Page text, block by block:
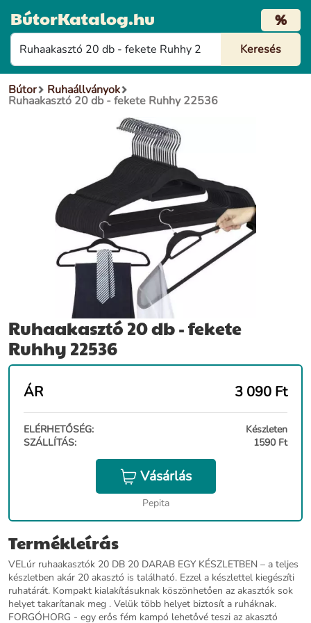
BútorKatalog.hu %
Bútor Ruhaállványok
Ruhaakasztó 20 db - fekete Ruhhy 22536
Ruhaakasztó 20 db - fekete
Ruhhy 22536
ÁR 3 090 Ft
ELÉRHETŐSÉG:
Készleten
SZÁLLÍTÁS:
1590 Ft
Vásárlás
Pepita
Termékleírás
VELúr ruhaakasztók 20 DB 20 DARAB EGY KÉSZLETBEN – a teljes
készletben akár 20 akasztó is található. Ezzel a készlettel kiegészíti
ruhatárát. Kompakt kialakításuknak köszönhetően az akasztók sok
helyet takarítanak meg . Velük több helyet biztosít a ruháknak.
FORGÓHORG - egy erős fém kampó lehetővé teszi az akasztó